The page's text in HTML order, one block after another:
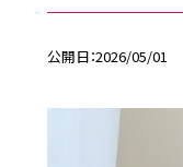
公開日 2026/05/01